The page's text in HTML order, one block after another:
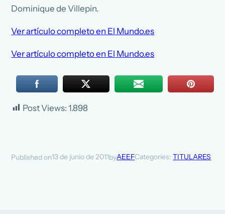
Dominique de Villepin.
Ver artículo completo en El Mundo.es
Ver artículo completo en El Mundo.es
Post Views: 1.898
Published on13 de junio de 2011byAEEFCategories:TITULARES